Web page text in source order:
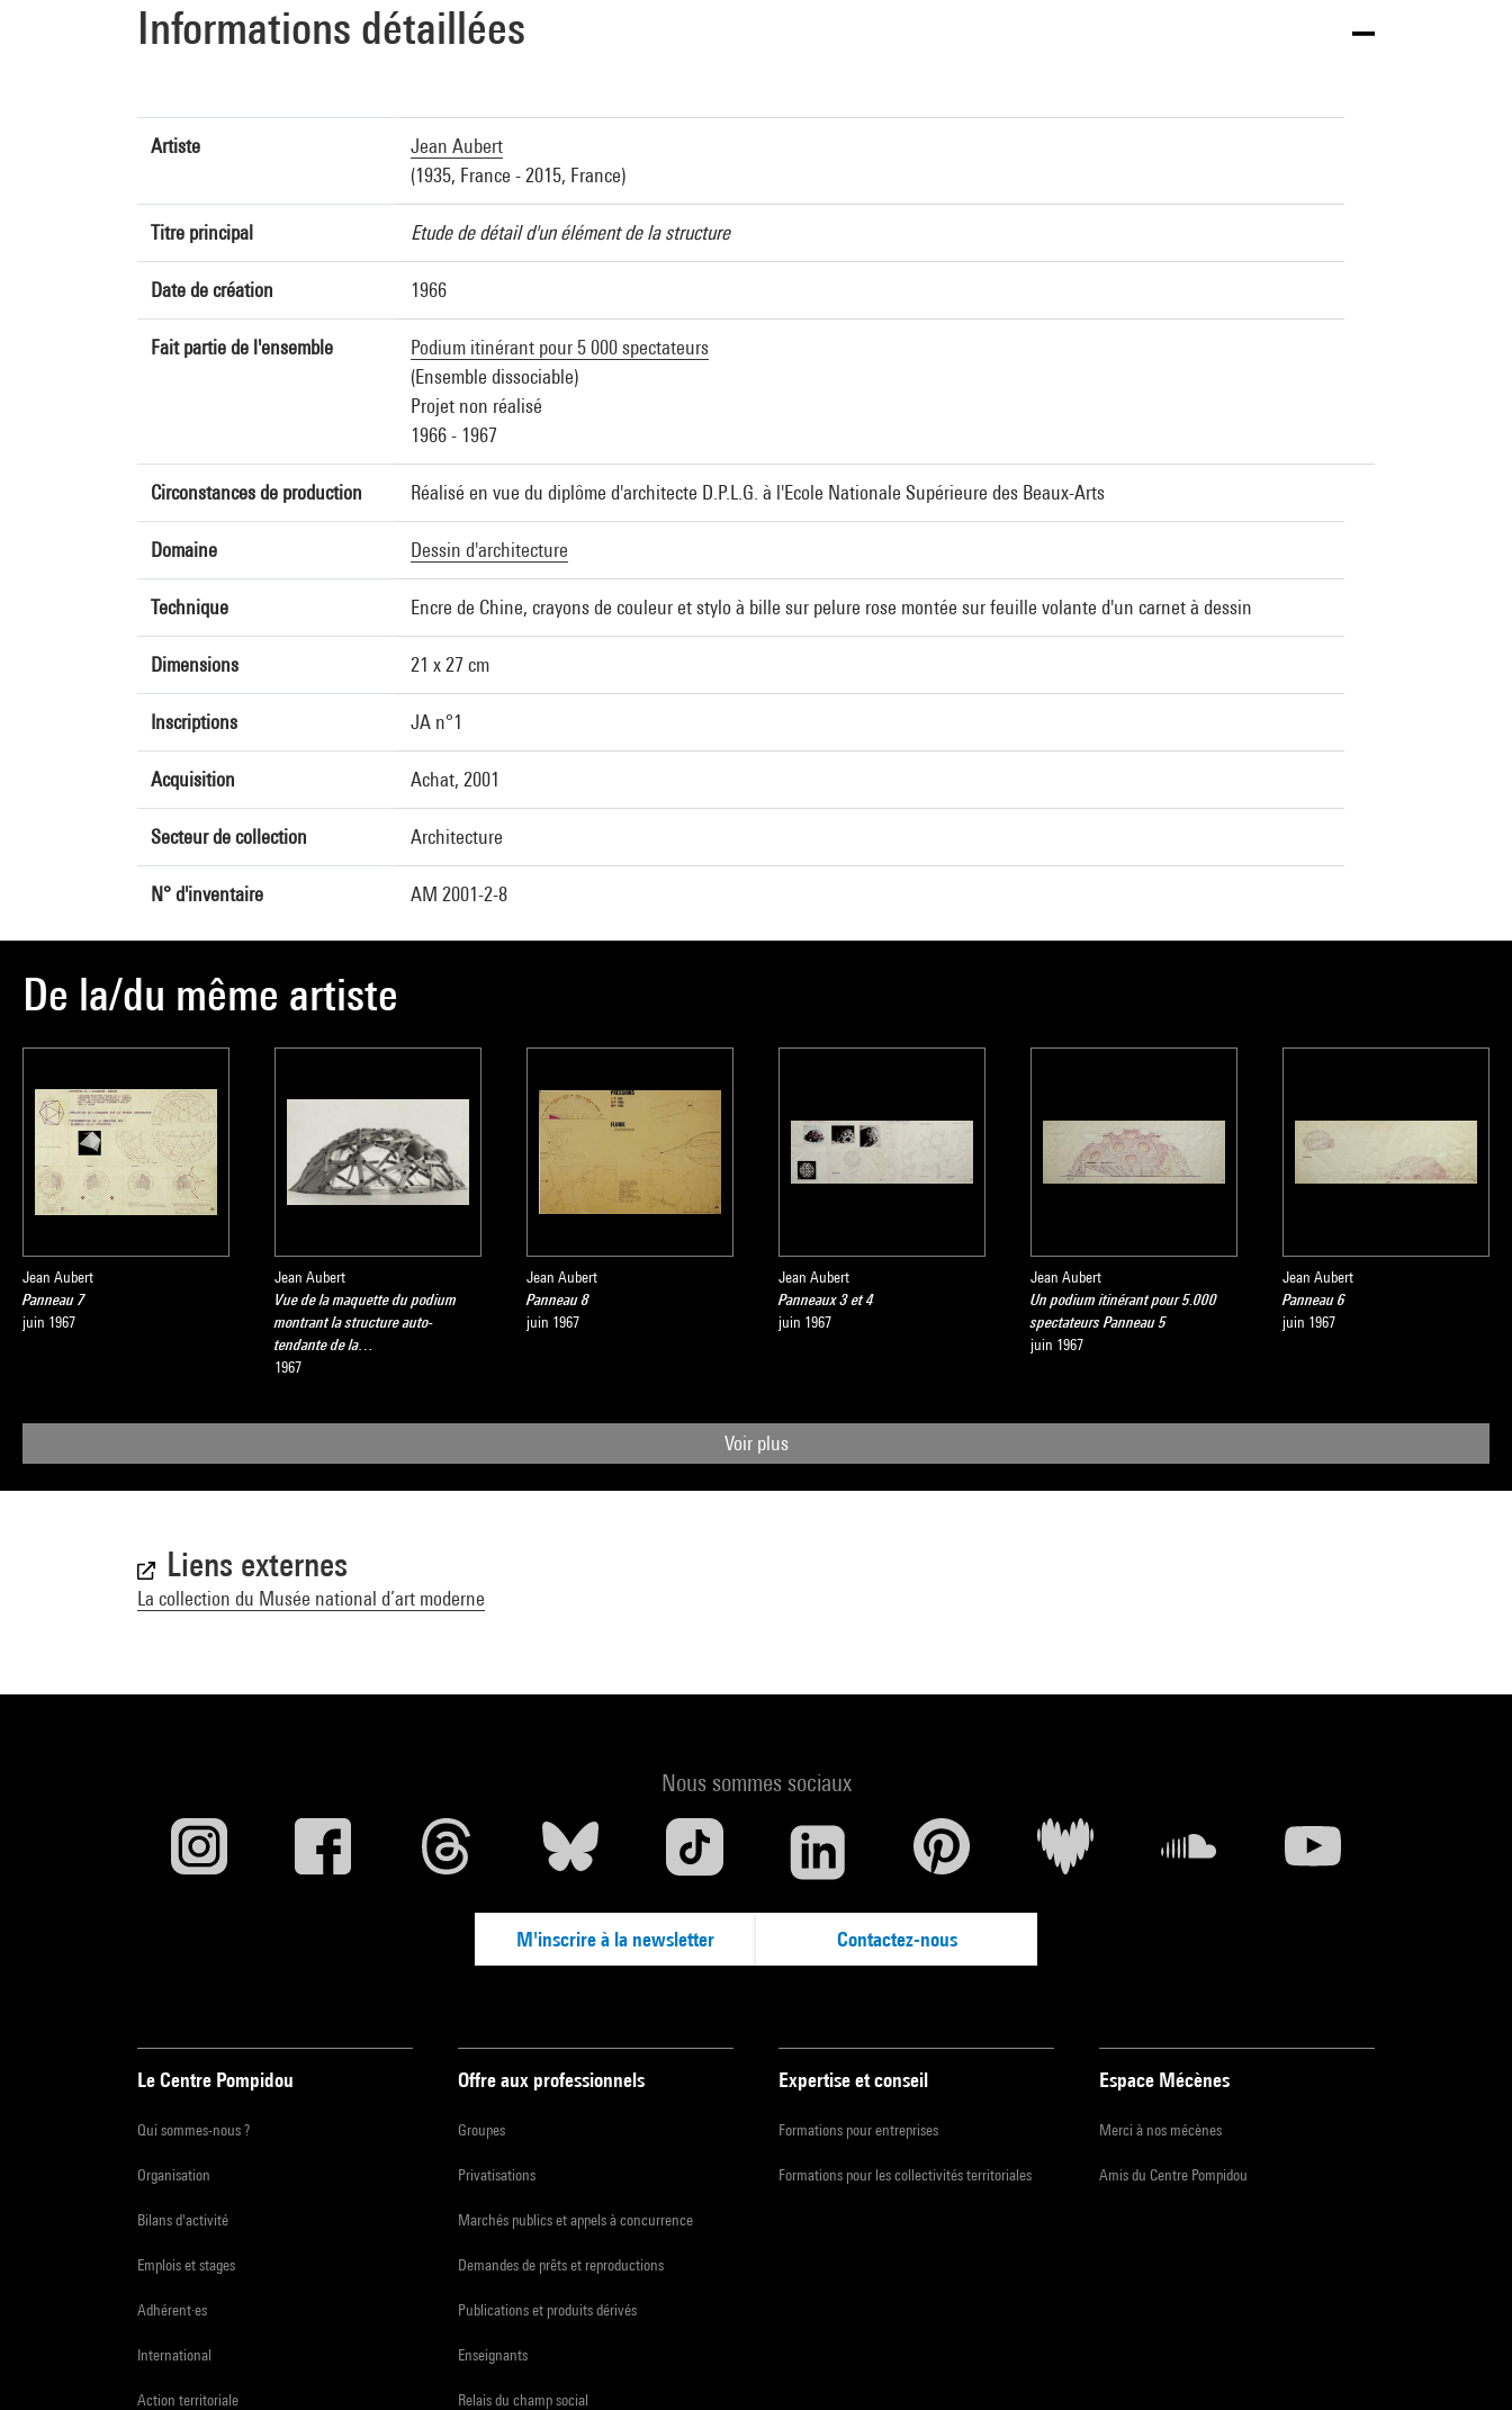
Informations détaillées
Artiste
Jean Aubert
(1935, France - 2015, France)
Titre principal Etude de détail d'un élément de la structure
Date de création 1966
Fait partie de l'ensemble
Podium itinérant pour 5 000 spectateurs
(Ensemble dissociable)
Projet non réalisé
1966 - 1967
Circonstances de production Réalisé en vue du diplôme d'architecte D.P.L.G. à l'Ecole Nationale Supérieure des Beaux-Arts
Domaine Dessin d'architecture
Technique Encre de Chine, crayons de couleur et stylo à bille sur pelure rose montée sur feuille volante d'un carnet à dessin
Dimensions 21 x 27 cm
Inscriptions JA n°1
Acquisition Achat, 2001
Secteur de collection Architecture
N° d'inventaire AM 2001-2-8
De la/du même artiste
Jean Aubert
Panneau 7
juin 1967
Jean Aubert
Vue de la maquette du podium
montrant la structure auto-
tendante de la…
1967
Jean Aubert
Panneau 8
juin 1967
Jean Aubert
Panneaux 3 et 4
juin 1967
Jean Aubert
Un podium itinérant pour 5.000
spectateurs Panneau 5
juin 1967
Jean Aubert
Panneau 6
juin 1967
Voir plus
Liens externes
La collection du Musée national d’art moderne
Nous sommes sociaux
M'inscrire à la newsletter Contactez-nous
Le Centre Pompidou
Qui sommes-nous ?
Organisation
Bilans d'activité
Emplois et stages
Adhérent·es
International
Action territoriale
Offre aux professionnels
Groupes
Privatisations
Marchés publics et appels à concurrence
Demandes de prêts et reproductions
Publications et produits dérivés
Enseignants
Relais du champ social
Expertise et conseil
Formations pour entreprises
Formations pour les collectivités territoriales
Espace Mécènes
Merci à nos mécènes
Amis du Centre Pompidou